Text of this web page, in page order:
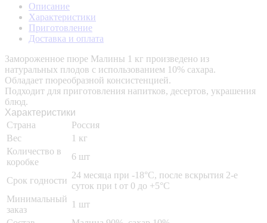
Описание
Характеристики
Приготовление
Доставка и оплата
Замороженное пюре Малины 1 кг произведено из
натуральных плодов с использованием 10% сахара.
Обладает пюреобразной консистенцией.
Подходит для приготовления напитков, десертов, украшения
блюд.
Характеристики
Страна
Россия
Вес
1 кг
Количество в
коробке
6 шт
Срок годности
24 месяца при -18°C, после вскрытия 2-е
суток при t от 0 до +5°C
Минимальный
заказ
1 шт